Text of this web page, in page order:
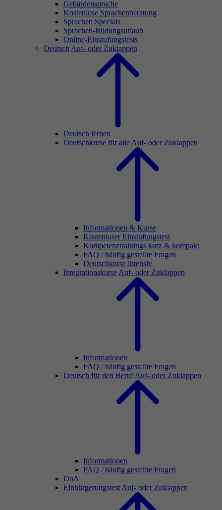
Gebärdensprache
Kostenlose Sprachenberatung
Sprachen Specials
Sprachen-Bildungsurlaub
Online-Einstufungstests
Deutsch Auf- oder Zuklappen
Deutsch lernen
Deutschkurse für alle Auf- oder Zuklappen
Informationen & Kurse
Kostenloser Einstufungstest
Kompetenztrainings kurz & kompakt
FAQ / häufig gestellte Fragen
Deutschkurse intensiv
Integrationskurse Auf- oder Zuklappen
Informationen
FAQ / häufig gestellte Fragen
Deutsch für den Beruf Auf- oder Zuklappen
Informationen
FAQ / häufig gestellte Fragen
DuA
Einbürgerungstest Auf- oder Zuklappen